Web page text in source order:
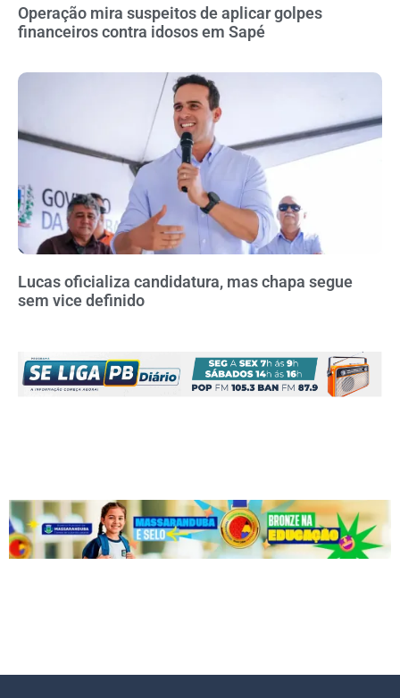
Operação mira suspeitos de aplicar golpes
financeiros contra idosos em Sapé
Lucas oficializa candidatura, mas chapa segue
sem vice definido